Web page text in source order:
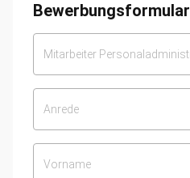
Bewerbungsformular
Anrede